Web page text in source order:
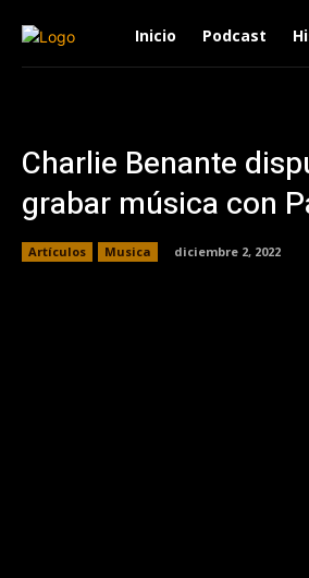
Inicio Podcast
Charlie Benante
grabar música con
Artículos Musica diciembre 2, 2022